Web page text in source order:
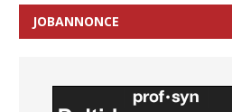
JOBANNONCE